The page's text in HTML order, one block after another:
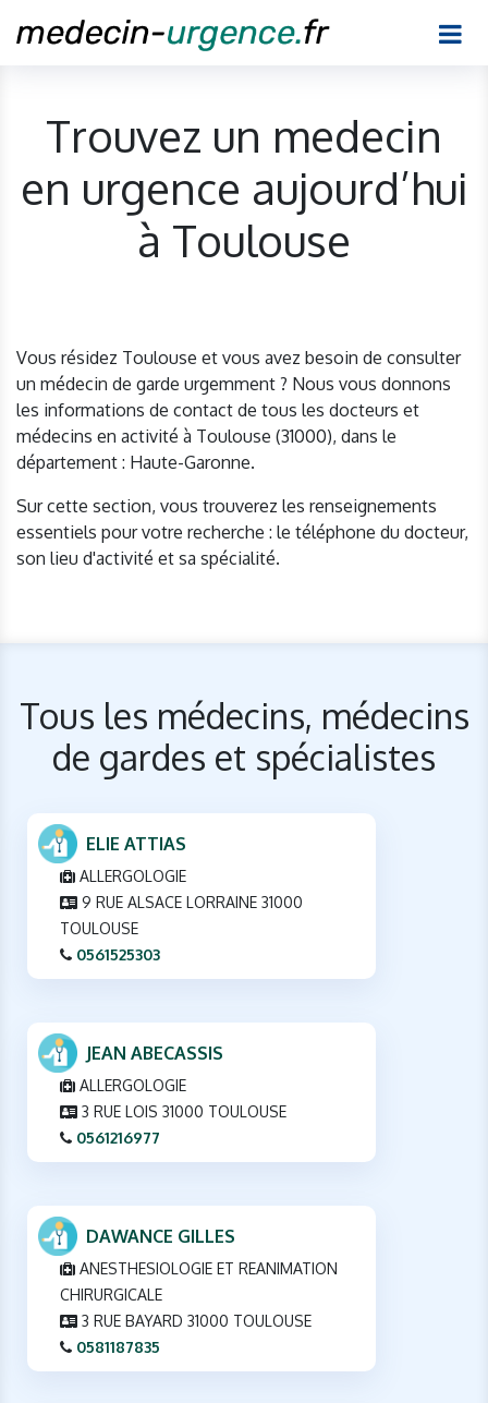
Trouvez un medecin
en urgence aujourd’hui
à Toulouse
Vous résidez Toulouse et vous avez besoin de consulter
un médecin de garde urgemment ? Nous vous donnons
les informations de contact de tous les docteurs et
médecins en activité à Toulouse (31000), dans le
département : Haute-Garonne.
Sur cette section, vous trouverez les renseignements
essentiels pour votre recherche : le téléphone du docteur,
son lieu d'activité et sa spécialité.
Tous les médecins, médecins
de gardes et spécialistes
ELIE ATTIAS
ALLERGOLOGIE
9 RUE ALSACE LORRAINE 31000
TOULOUSE
0561525303
JEAN ABECASSIS
ALLERGOLOGIE
3 RUE LOIS 31000 TOULOUSE
0561216977
DAWANCE GILLES
ANESTHESIOLOGIE ET REANIMATION
CHIRURGICALE
3 RUE BAYARD 31000 TOULOUSE
0581187835